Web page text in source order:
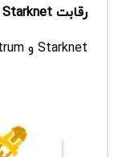
رقابت Starknet و Arbitrum برای تسلط L2 (سهم بازار) علیرغم کاهش قیمت‌ها مشاهده می‌شود و از نظر کارمزد به ازای هر کاربر در رتبه دوم پس از zkSync Era قرار گرفتند.
Starknet و Arbitrum هزینه‌های کاربری را مدیریت نمودند، ولی zkSync Era از آنها پیشی‌ گرفت و با وجود عملکرد مثبت، پروتکل قیمت هر دو توکن کاهش یافت.